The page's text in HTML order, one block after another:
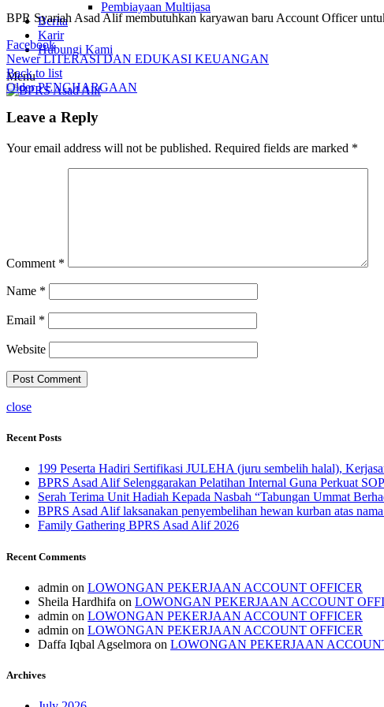
Pembiayaan Multijasa
Berita
Karir
Hubungi Kami
Menu
BPR Syariah Asad Alif membutuhkan karyawan baru Account Officer
Facebook
Newer LITERASI DAN EDUKASI KEUANGAN
Back to list
Older PENGHARGAAN
Leave a Reply
Your email address will not be published. Required fields are marked *
Comment *
Name *
Email *
Website
close
Recent Posts
199 Peserta Hadiri Sertifikasi JULEHA (juru sembelih halal),
BPRS Asad Alif Selenggarakan Pelatihan Internal Guna Perkuat
Serah Terima Unit Hadiah Kepada Nasbah “Tabungan Ummat
BPRS Asad Alif laksanakan penyembelihan hewan kurban atas
Family Gathering BPRS Asad Alif 2026
Recent Comments
admin on LOWONGAN PEKERJAAN ACCOUNT OFFICER
Sheila Hardhifa on LOWONGAN PEKERJAAN ACCOUNT
admin on LOWONGAN PEKERJAAN ACCOUNT OFFICER
admin on LOWONGAN PEKERJAAN ACCOUNT OFFICER
Daffa Iqbal Agselmora on LOWONGAN PEKERJAAN
Archives